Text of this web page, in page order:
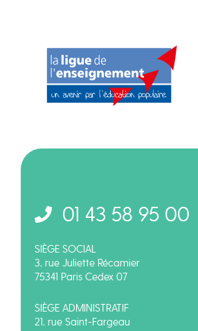
01 43 58 95 00
SIÈGE SOCIAL
3, rue Juliette Récamier
75341 Paris Cedex 07
SIÈGE ADMINISTRATIF
21, rue Saint-Fargeau